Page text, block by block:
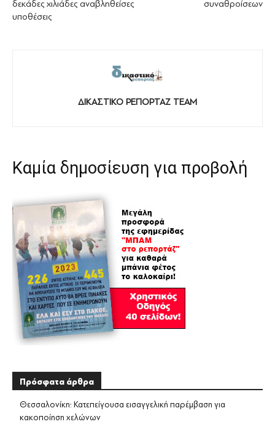
δεκάδες χιλιάδες αναβληθείσες
υποθέσεις
συναθροίσεων
ΔΙΚΑΣΤΙΚΟ ΡΕΠΟΡΤΑΖ TEAM
Καμία δημοσίευση για προβολή
Πρόσφατα άρθρα
Θεσσαλονίκη: Κατεπείγουσα εισαγγελική παρέμβαση για
κακοποίηση χελώνων